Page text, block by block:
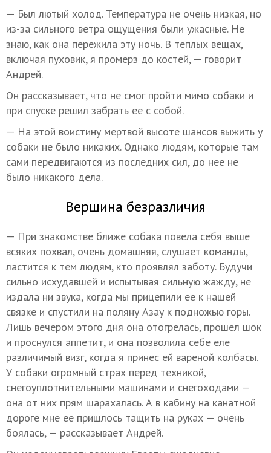
— Был лютый холод. Температура не очень низкая, но
из-за сильного ветра ощущения были ужасные. Не
знаю, как она пережила эту ночь. В теплых вещах,
включая пуховик, я промерз до костей, — говорит
Андрей.
Он рассказывает, что не смог пройти мимо собаки и
при спуске решил забрать ее с собой.
— На этой воистину мертвой высоте шансов выжить у
собаки не было никаких. Однако людям, которые там
сами передвигаются из последних сил, до нее не
было никакого дела.
Вершина безразличия
— При знакомстве ближе собака повела себя выше
всяких похвал, очень домашняя, слушает команды,
ластится к тем людям, кто проявлял заботу. Будучи
сильно исхудавшей и испытывая сильную жажду, не
издала ни звука, когда мы прицепили ее к нашей
связке и спустили на поляну Азау к подножью горы.
Лишь вечером этого дня она отогрелась, прошел шок
и проснулся аппетит, и она позволила себе еле
различимый визг, когда я принес ей вареной колбасы.
У собаки огромный страх перед техникой,
снегоуплотнительными машинами и снегоходами —
она от них прям шарахалась. А в кабину на канатной
дороге мне ее пришлось тащить на руках — очень
боялась, — рассказывает Андрей.